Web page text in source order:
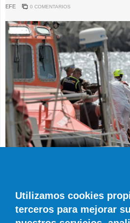
EFE 0 COMENTARIOS
Hierro
EFE 0 COMENTARIOS
Utilizamos cookies
terceros para mejorar